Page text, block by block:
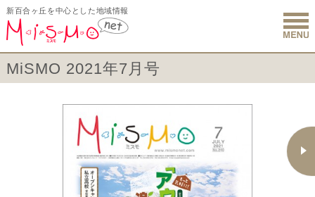
新百合ヶ丘を中心とした地域情報
新百合ヶ
MiSMO 2021年7月号